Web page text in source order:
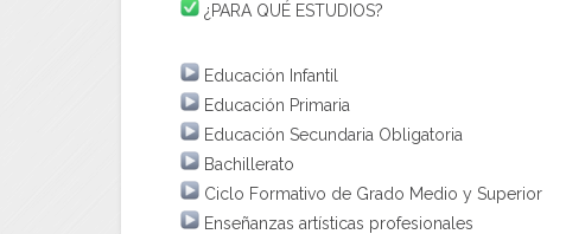
¿PARA QUÉ ESTUDIOS?
Educación Infantil
Educación Primaria
Educación Secundaria Obligatoria
Bachillerato
Ciclo Formativo de Grado Medio y Superior
Enseñanzas artísticas profesionales